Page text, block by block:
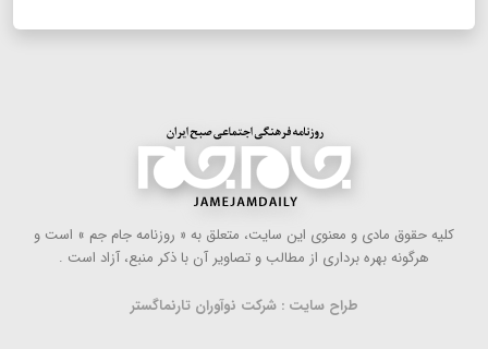
كلیه حقوق مادی و معنوی این سایت، متعلق به « روزنامه جام جم » است و
هرگونه بهره ‌برداری از مطالب و تصاویر آن با ذكر منبع، آزاد است .
طراح سایت : شرکت نوآوران تارنماگستر